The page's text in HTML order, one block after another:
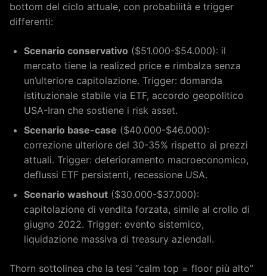
bottom del ciclo attuale, con probabilità e trigger
differenti:
Scenario conservativo ($51.000-$54.000): il
mercato tiene la realized price e rimbalza senza
un’ulteriore capitolazione. Trigger: domanda
istituzionale stabile via ETF, accordo geopolitico
USA-Iran che sostiene i risk asset.
Scenario base-case ($40.000-$46.000):
correzione ulteriore del 30-35% rispetto ai prezzi
attuali. Trigger: deterioramento macroeconomico,
deflussi ETF persistenti, recessione USA.
Scenario washout ($30.000-$37.000):
capitolazione di vendita forzata, simile al crollo di
giugno 2022. Trigger: evento sistemico,
liquidazione massiva di treasury aziendali.
Thorn sottolinea che la tesi “calm top = floor più alto”